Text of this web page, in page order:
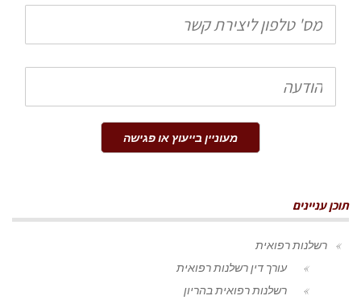
טלפון
הודעה
מעוניין בייעוץ או פגישה
תוכן עניינים
רשלנות רפואית
עורך דין רשלנות רפואית
רשלנות רפואית בהריון